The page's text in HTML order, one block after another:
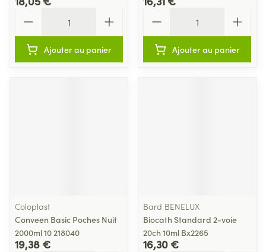
Ajouter au panier Ajouter au panier
Coloplast
Conveen Basic Poches Nuit
2000ml 10 218040
19,38 €
Bard BENELUX
Biocath Standard 2-voie
20ch 10ml Bx2265
16,30 €